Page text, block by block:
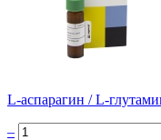
L-аспарагин / L-
–